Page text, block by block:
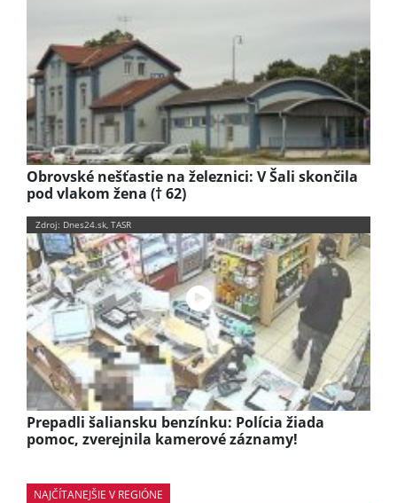
Obrovské nešťastie na železnici: V Šali skončila
pod vlakom žena († 62)
Zdroj: Dnes24.sk, TASR
Prepadli šaliansku benzínku: Polícia žiada
pomoc, zverejnila kamerové záznamy!
NAJČÍTANEJŠIE V REGIÓNE